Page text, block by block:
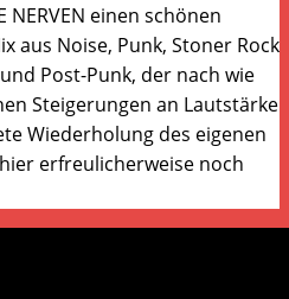
einen schönen
aus Noise, Punk, Stoner Rock
Post-Punk, der nach wie
Steigerungen an Lautstärke
Wiederholung des eigenen
erfreulicherweise noch